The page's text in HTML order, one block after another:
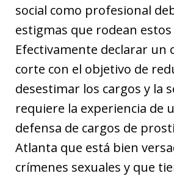
social como profesional
estigmas que rodean
Efectivamente declarar un
corte con el objetivo de
desestimar los cargos y la
requiere la experiencia de
defensa de cargos de
Atlanta que está bien
crímenes sexuales y que